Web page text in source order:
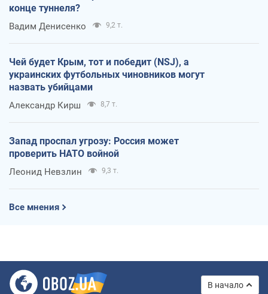
конце туннеля?
Вадим Денисенко 9,2 т.
Чей будет Крым, тот и победит (NSJ), а
украинских футбольных чиновников могут
назвать убийцами
Александр Кирш 8,7 т.
Запад проспал угрозу: Россия может
проверить НАТО войной
Леонид Невзлин 9,3 т.
Все мнения
В начало